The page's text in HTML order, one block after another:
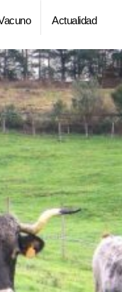
Actualidad